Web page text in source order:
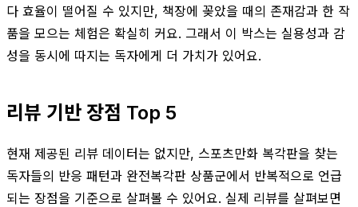
다 효율이 떨어질 수 있지만, 책장에 꽂았을 때의 존재감과 한 작
품을 모으는 체험은 확실히 커요. 그래서 이 박스는 실용성과 감
성을 동시에 따지는 독자에게 더 가치가 있어요.
리뷰 기반 장점 Top 5
현재 제공된 리뷰 데이터는 없지만, 스포츠만화 복각판을 찾는
독자들의 반응 패턴과 완전복각판 상품군에서 반복적으로 언급
되는 장점을 기준으로 살펴볼 수 있어요. 실제 리뷰를 살펴보면